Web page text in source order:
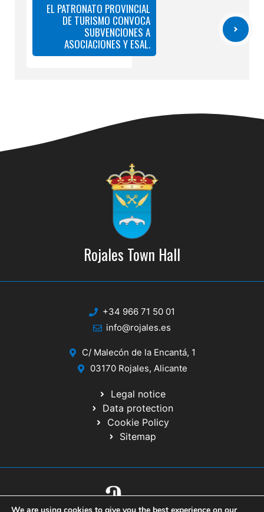
EL PATRONATO PROVINCIAL
DE TURISMO CONVOCA
SUBVENCIONES A
ASOCIACIONES Y ESAL.
Rojales Town Hall
+34 966 71 50 01
info@rojales.es
C/ Malecón de la Encantá, 1
03170 Rojales, Alicante
Legal notice
Data protection
Cookie Policy
Sitemap